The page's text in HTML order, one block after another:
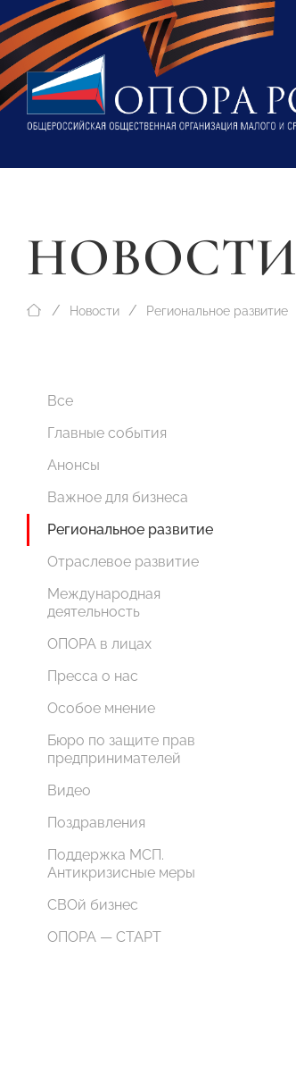
НОВОСТИ
Новости Региональное развитие
Все
Главные события
Анонсы
Важное для бизнеса
Региональное развитие
Отраслевое развитие
Международная
деятельность
ОПОРА в лицах
Пресса о нас
Особое мнение
Бюро по защите прав
предпринимателей
Видео
Поздравления
Поддержка МСП.
Антикризисные меры
СВОй бизнес
ОПОРА — СТАРТ